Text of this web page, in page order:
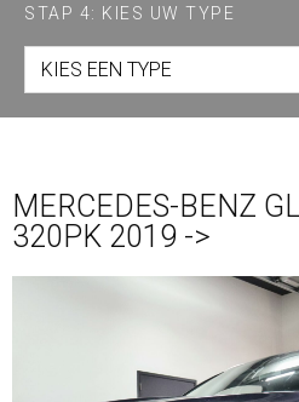
STAP 4: KIES UW TYPE
KIES EEN TYPE
MERCEDES-BENZ
320PK 2019 ->